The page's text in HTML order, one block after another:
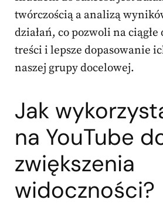
twórczością a analizą
działań, co pozwoli na
treści i lepsze dopasowanie
naszej grupy docelowej.
Jak
na YouTube
zwiększenia
widoczności?